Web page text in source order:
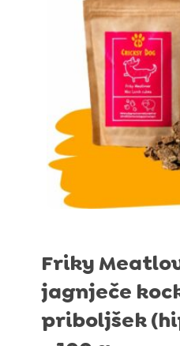
Friky
jagnječe
priboljšek